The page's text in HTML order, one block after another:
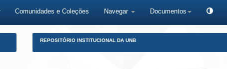
Comunidades e Coleções Navegar Documentos
REPOSITÓRIO INSTITUCIONAL DA UNB